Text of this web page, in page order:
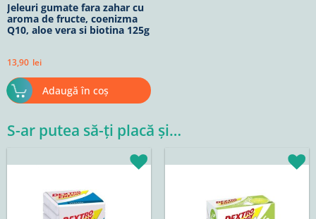
Jeleuri gumate fara zahar cu
aroma de fructe, coenizma
Q10, aloe vera si biotina 125g
13,90 lei
Adaugă în coș
S-ar putea să-ți placă și…